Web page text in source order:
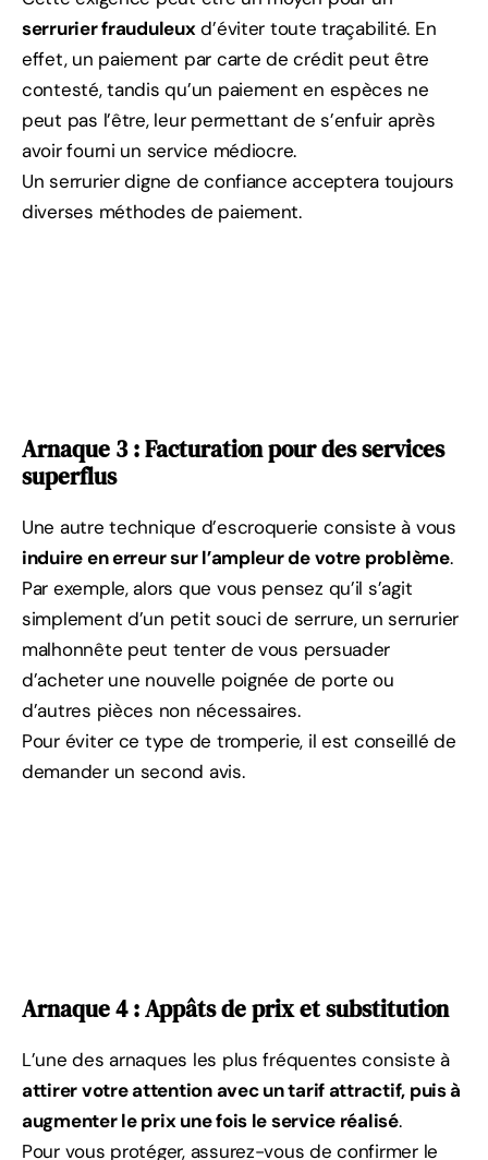
serrurier frauduleuxd’éviter toute traçabilité. En
effet, un paiement par carte de crédit peut être
contesté, tandis qu’un paiement en espèces ne
peut pas l’être, leur permettant de s’enfuir après
avoir fourni un service médiocre.
Un serrurier digne de confiance acceptera toujours
diverses méthodes de paiement.
Arnaque 3 : Facturation pour des services
superflus
Une autre technique d’escroquerie consiste à vous
induire en erreur sur l’ampleur de votre problème.
Par exemple, alors que vous pensez qu’il s’agit
simplement d’un petit souci de serrure, un serrurier
malhonnête peut tenter de vous persuader
d’acheter une nouvelle poignée de porte ou
d’autres pièces non nécessaires.
Pour éviter ce type de tromperie, il est conseillé de
demander un second avis.
Arnaque 4 : Appâts de prix et substitution
L’une des arnaques les plus fréquentes consiste à
attirer votre attention avec un tarif attractif, puis à
augmenter le prix une fois le service réalisé.
Pour vous protéger, assurez-vous de confirmer le